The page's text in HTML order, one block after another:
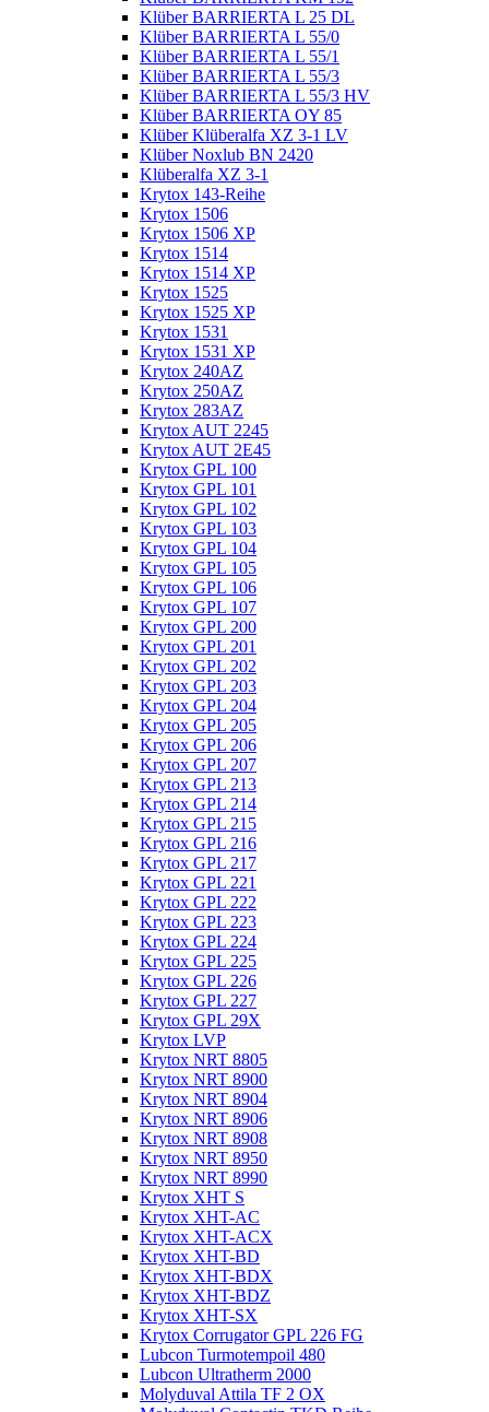
Klüber BARRIERTA L 25 DL
Klüber BARRIERTA L 55/0
Klüber BARRIERTA L 55/1
Klüber BARRIERTA L 55/3
Klüber BARRIERTA L 55/3 HV
Klüber BARRIERTA OY 85
Klüber Klüberalfa XZ 3-1 LV
Klüber Noxlub BN 2420
Klüberalfa XZ 3-1
Krytox 143-Reihe
Krytox 1506
Krytox 1506 XP
Krytox 1514
Krytox 1514 XP
Krytox 1525
Krytox 1525 XP
Krytox 1531
Krytox 1531 XP
Krytox 240AZ
Krytox 250AZ
Krytox 283AZ
Krytox AUT 2245
Krytox AUT 2E45
Krytox GPL 100
Krytox GPL 101
Krytox GPL 102
Krytox GPL 103
Krytox GPL 104
Krytox GPL 105
Krytox GPL 106
Krytox GPL 107
Krytox GPL 200
Krytox GPL 201
Krytox GPL 202
Krytox GPL 203
Krytox GPL 204
Krytox GPL 205
Krytox GPL 206
Krytox GPL 207
Krytox GPL 213
Krytox GPL 214
Krytox GPL 215
Krytox GPL 216
Krytox GPL 217
Krytox GPL 221
Krytox GPL 222
Krytox GPL 223
Krytox GPL 224
Krytox GPL 225
Krytox GPL 226
Krytox GPL 227
Krytox GPL 29X
Krytox LVP
Krytox NRT 8805
Krytox NRT 8900
Krytox NRT 8904
Krytox NRT 8906
Krytox NRT 8908
Krytox NRT 8950
Krytox NRT 8990
Krytox XHT S
Krytox XHT-AC
Krytox XHT-ACX
Krytox XHT-BD
Krytox XHT-BDX
Krytox XHT-BDZ
Krytox XHT-SX
Krytox Corrugator GPL 226 FG
Lubcon Turmotempoil 480
Lubcon Ultratherm 2000
Molyduval Attila TF 2 OX